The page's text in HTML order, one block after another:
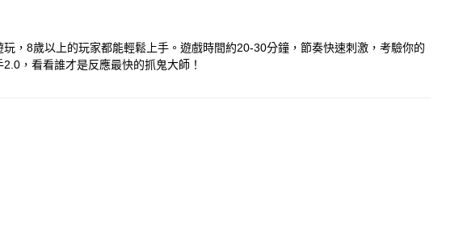
，8歲以上的玩家都能輕鬆上手。遊戲時間約20-30分鐘，節奏快速刺激，考驗你的
，看看誰才是反應最快的抓鬼大師！